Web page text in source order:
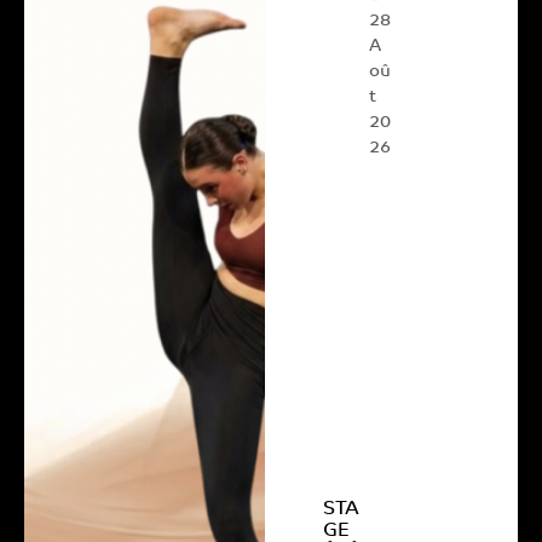
STA
GE
28
A
oû
t
20
26